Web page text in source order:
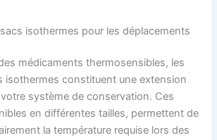
isothermes pour les déplacements
médicaments thermosensibles, les
isothermes constituent une extension
système de conservation. Ces
en différentes tailles, permettent de
la température requise lors des